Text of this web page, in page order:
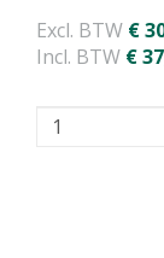
Excl. BTW €
Incl. BTW €